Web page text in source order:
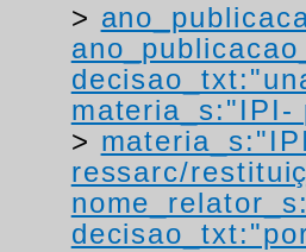
>
materia_s:"IPI-
>
ressarc/